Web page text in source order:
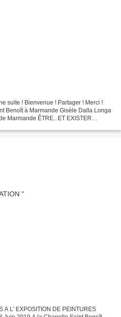
suite ! Bienvenue ! Partager ! Merci !
Marmande ÊTRE...ET EXISTER
A L' EXPOSITION DE PEINTURES